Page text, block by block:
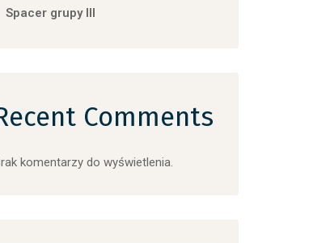
Spacer grupy III
Comments
komentarzy do wyświetlenia.